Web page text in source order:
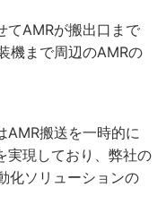
てAMRが搬出口まで
機まで周辺のAMRの
AMR搬送を一時的に
実現しており、弊社の
化ソリューションの